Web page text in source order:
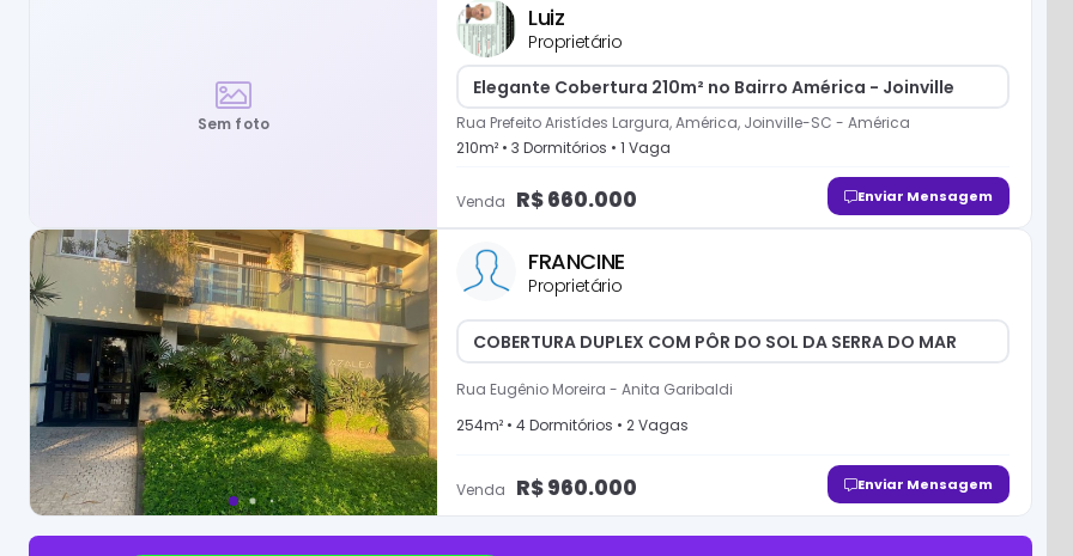
Sem foto
Luiz
Proprietário
Elegante Cobertura 210m² no Bairro América - Joinville
Rua Prefeito Aristídes Largura, América, Joinville-SC - América
210m² • 3 Dormitórios • 1 Vaga
Venda R$660.000 Enviar Mensagem
FRANCINE
Proprietário
COBERTURA DUPLEX COM PÔR DO SOL DA SERRA DO MAR
Rua Eugênio Moreira - Anita Garibaldi
254m² • 4Dormitórios • 2Vagas
Venda R$960.000 Enviar Mensagem